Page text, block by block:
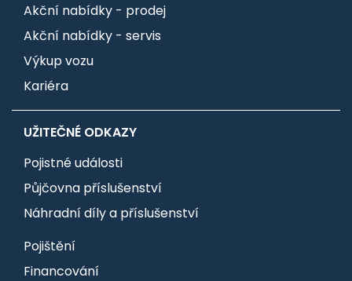
Akční nabídky - prodej
Akční nabídky - servis
Výkup vozu
Kariéra
UŽITEČNÉ ODKAZY
Pojistné události
Půjčovna příslušenství
Náhradní díly a příslušenství
Pojištění
Financování